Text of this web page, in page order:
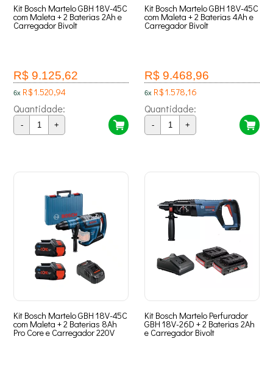
Kit Bosch Martelo GBH 18V-45C
com Maleta + 2 Baterias 2Ah e
Carregador Bivolt
R$ 9.125,62
6x R$ 1.520,94
Quantidade:
- +
Kit Bosch Martelo GBH 18V-45C
com Maleta + 2 Baterias 4Ah e
Carregador Bivolt
R$ 9.468,96
6x R$ 1.578,16
Quantidade:
- +
Kit Bosch Martelo GBH 18V-45C
com Maleta + 2 Baterias 8Ah
Pro Core e Carregador 220V
Kit Bosch Martelo Perfurador
GBH 18V-26D + 2 Baterias 2Ah
e Carregador Bivolt